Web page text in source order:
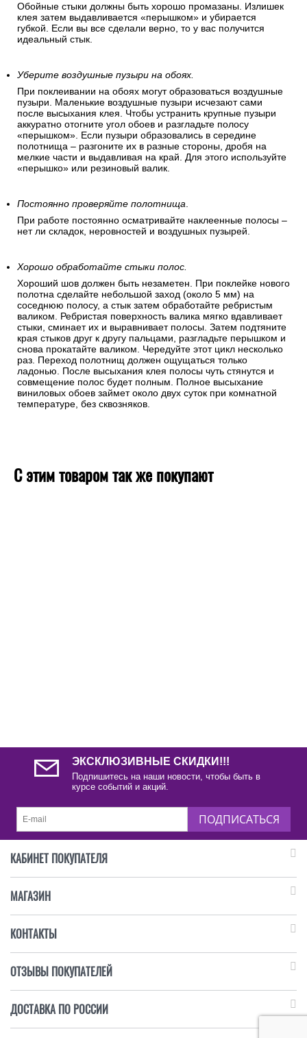
Обойные стыки должны быть хорошо промазаны. Излишек
клея затем выдавливается «перышком» и убирается
губкой. Если вы все сделали верно, то у вас получится
идеальный стык.
Уберите воздушные пузыри на обоях.
При поклеивании на обоях могут образоваться воздушные
пузыри. Маленькие воздушные пузыри исчезают сами
после высыхания клея. Чтобы устранить крупные пузыри
аккуратно отогните угол обоев и разгладьте полосу
«перышком». Если пузыри образовались в середине
полотнища – разгоните их в разные стороны, дробя на
мелкие части и выдавливая на край. Для этого используйте
«перышко» или резиновый валик.
Постоянно проверяйте полотнища.
При работе постоянно осматривайте наклеенные полосы –
нет ли складок, неровностей и воздушных пузырей.
Хорошо обработайте стыки полос.
Хороший шов должен быть незаметен. При поклейке нового
полотна сделайте небольшой заход (около 5 мм) на
соседнюю полосу, а стык затем обработайте ребристым
валиком. Ребристая поверхность валика мягко вдавливает
стыки, сминает их и выравнивает полосы. Затем подтяните
края стыков друг к другу пальцами, разгладьте перышком и
снова прокатайте валиком. Чередуйте этот цикл несколько
раз. Переход полотнищ должен ощущаться только
ладонью. После высыхания клея полосы чуть стянутся и
совмещение полос будет полным. Полное высыхание
виниловых обоев займет около двух суток при комнатной
температуре, без сквозняков.
С этим товаром так же покупают
ЭКСКЛЮЗИВНЫЕ СКИДКИ!!!
Подпишитесь на наши новости, чтобы быть в
курсе событий и акций.
ПОДПИСАТЬСЯ
КАБИНЕТ ПОКУПАТЕЛЯ
МАГАЗИН
КОНТАКТЫ
ОТЗЫВЫ ПОКУПАТЕЛЕЙ
ДОСТАВКА ПО РОССИИ